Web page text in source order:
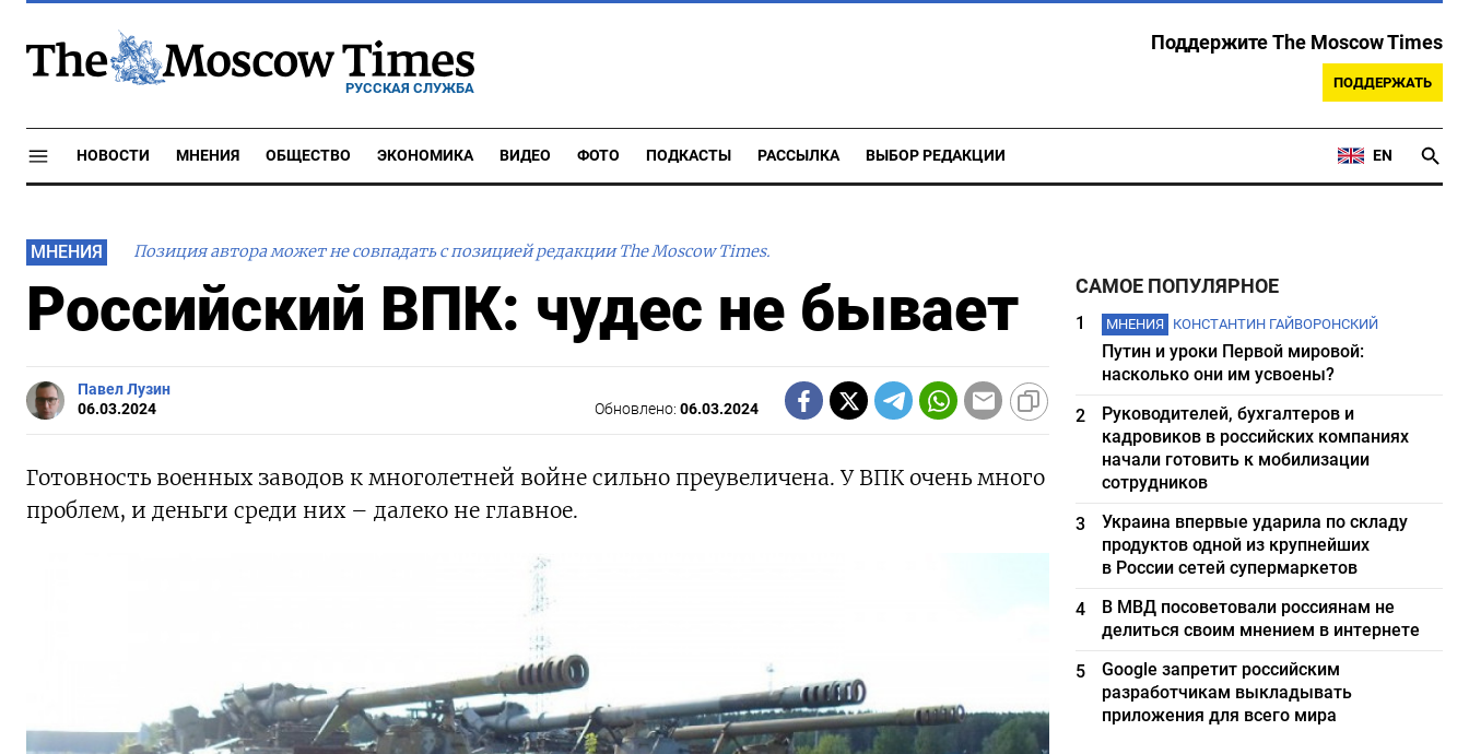
РУССКАЯ СЛУЖБА
Поддержите The Moscow Times
ПОДДЕРЖАТЬ
НОВОСТИ МНЕНИЯ ОБЩЕСТВО ЭКОНОМИКА ВИДЕО ФОТО ПОДКАСТЫ РАССЫЛКА ВЫБОР РЕДАКЦИИ EN
МНЕНИЯ Позиция автора может не совпадать с позицией редакции The Moscow Times.
Российский ВПК: чудес не бывает
Павел Лузин
06.03.2024
Обновлено:06.03.2024
Готовность военных заводов к многолетней войне сильно преувеличена. У ВПК очень много
проблем, и деньги среди них – далеко не главное.
САМОЕ ПОПУЛЯРНОЕ
1 МНЕНИЯ КОНСТАНТИН ГАЙВОРОНСКИЙ
Путин и уроки Первой мировой:
насколько они им усвоены?
2
Руководителей, бухгалтеров и
кадровиков в российских компаниях
начали готовить к мобилизации
сотрудников
3
Украина впервые ударила по складу
продуктов одной из крупнейших
в России сетей супермаркетов
4
В МВД посоветовали россиянам не
делиться своим мнением в интернете
5
Google запретит российским
разработчикам выкладывать
приложения для всего мира